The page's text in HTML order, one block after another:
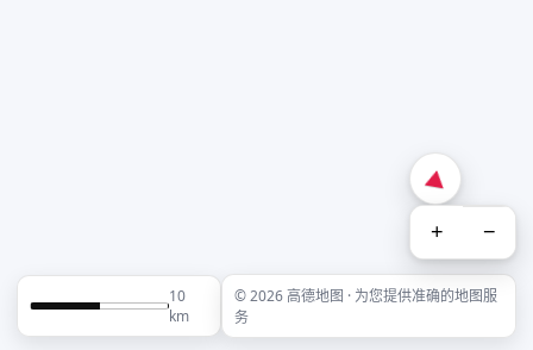
+ −
10
km
© 2026 高德地图 · 为您提供准确的地图服
务